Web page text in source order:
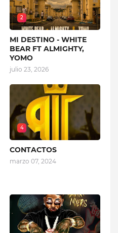
2
MI DESTINO - WHITE
BEAR FT ALMIGHTY,
YOMO
julio 23, 2026
4
CONTACTOS
marzo 07, 2024